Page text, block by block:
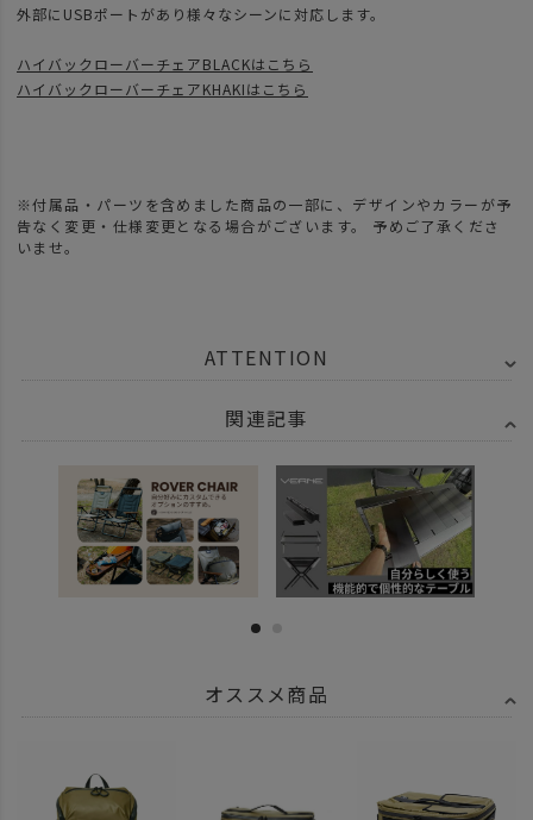
外部にUSBポートがあり様々なシーンに対応します。
ハイバックローバーチェアBLACKはこちら
ハイバックローバーチェアKHAKIはこちら
※付属品・パーツを含めました商品の一部に、デザインやカラーが予
告なく変更・仕様変更となる場合がございます。 予めご了承くださ
いませ。
ATTENTION
関連記事
オススメ商品